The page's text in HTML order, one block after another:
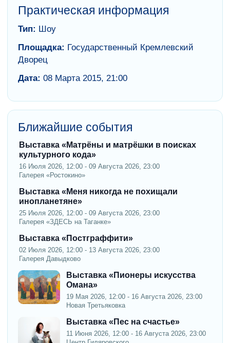
Практическая информация
Тип: Шоу
Площадка: Государственный Кремлевский
Дворец
Дата: 08 Марта 2015, 21:00
Ближайшие события
Выставка «Матрёны и матрёшки в поисках
культурного кода»
16 Июля 2026, 12:00 - 09 Августа 2026, 23:00
Галерея «Ростокино»
Выставка «Меня никогда не похищали
инопланетяне»
25 Июля 2026, 12:00 - 09 Августа 2026, 23:00
Галерея «ЗДЕСЬ на Таганке»
Выставка «Постграффити»
02 Июля 2026, 12:00 - 13 Августа 2026, 23:00
Галерея Давыдково
Выставка «Пионеры искусства
Омана»
19 Мая 2026, 12:00 - 16 Августа 2026, 23:00
Новая Третьяковка
Выставка «Пес на счастье»
11 Июня 2026, 12:00 - 16 Августа 2026, 23:00